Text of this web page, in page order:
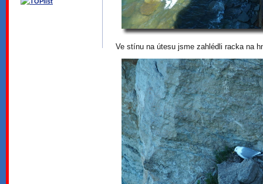
Ve stínu na útesu jsme zahlédli racka na